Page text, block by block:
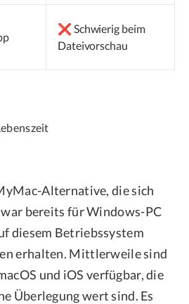
❌ Schwierig beim
Dateivorschau
Alternative, die sich
war bereits für Windows-PC
diesem Betriebssystem
erhalten. Mittlerweile sind
und iOS verfügbar, die
Überlegung wert sind. Es